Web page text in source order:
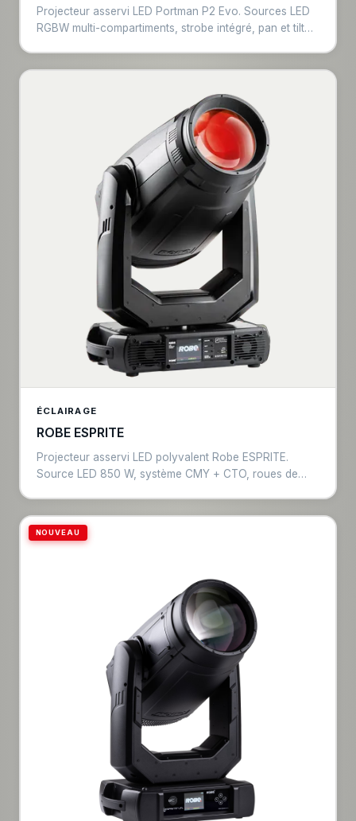
Projecteur asservi LED Portman P2 Evo. Sources LED
RGBW multi-compartiments, strobe intégré, pan et tilt
ÉCLAIRAGE
ROBE ESPRITE
Projecteur asservi LED polyvalent Robe ESPRITE.
Source LED 850 W, système CMY + CTO, roues de
appareil. Référence pour les productions live
professionnelles.
NOUVEAU